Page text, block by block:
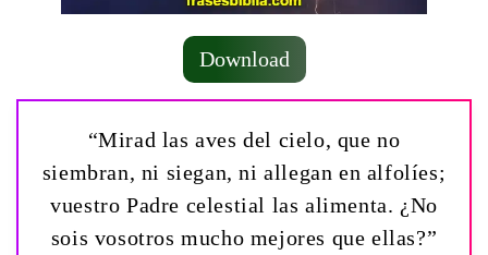
Download
“Mirad las aves del cielo, que no
siembran, ni siegan, ni allegan en alfolíes;
vuestro Padre celestial las alimenta. ¿No
sois vosotros mucho mejores que ellas?”